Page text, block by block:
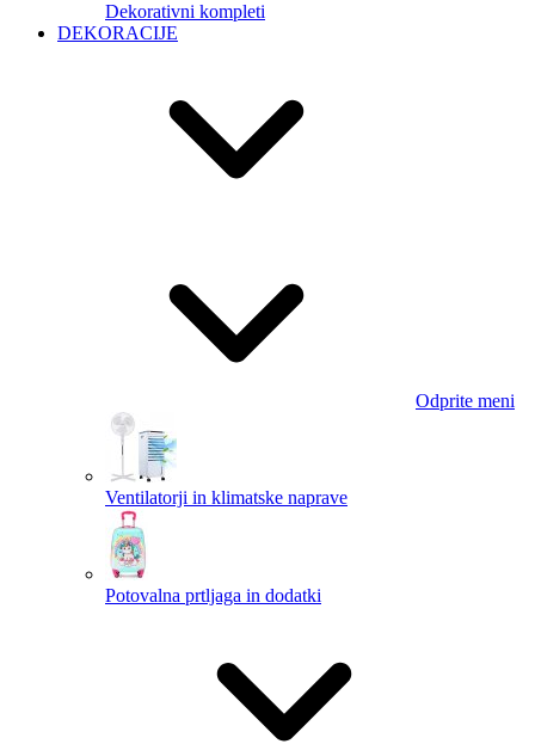
Dekorativni kompleti
DEKORACIJE
Odprite meni
Ventilatorji in klimatske naprave
Potovalna prtljaga in dodatki